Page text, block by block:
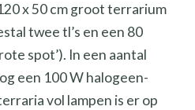
x 50 cm groot terrarium
twee tl’s en een 80
spot’). In een aantal
een 100 W halogeen-
vol lampen is er op